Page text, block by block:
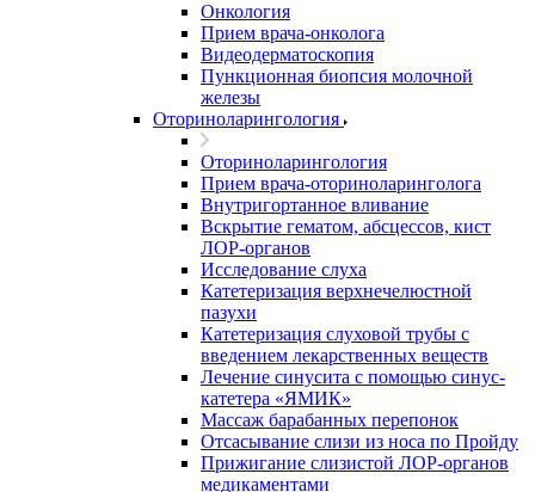
Онкология
Прием врача-онколога
Видеодерматоскопия
Пункционная биопсия молочной
железы
Оториноларингология
Оториноларингология
Прием врача-оториноларинголога
Внутригортанное вливание
Вскрытие гематом, абсцессов, кист
ЛОР-органов
Исследование слуха
Катетеризация верхнечелюстной
пазухи
Катетеризация слуховой трубы с
введением лекарственных веществ
Лечение синусита с помощью синус-
катетера «ЯМИК»
Массаж барабанных перепонок
Отсасывание слизи из носа по Пройду
Прижигание слизистой ЛОР-органов
медикаментами